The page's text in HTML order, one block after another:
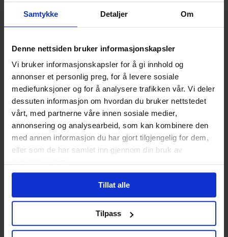
Samtykke Detaljer Om
Denne nettsiden bruker informasjonskapsler
Vi bruker informasjonskapsler for å gi innhold og
annonser et personlig preg, for å levere sosiale
mediefunksjoner og for å analysere trafikken vår. Vi deler
dessuten informasjon om hvordan du bruker nettstedet
vårt, med partnerne våre innen sosiale medier,
annonsering og analysearbeid, som kan kombinere den
med annen informasjon du har gjort tilgjengelig for dem,
eller som de har samlet inn gjennom din bruk av
Tillat alle
Tilpass
Behandlingen for denne eksemtypen er unngåelse av det
ved eksemutbrudd.
Seboreisk eksem
Ved denne eksemtypen er det en kombinasjon av fet hud
og en hudsopp som gir irritasjonen i huden. Eksemtypen
kjennestegnes ved fet og flassende hud som klør.
Eksemtypen ses gjerne der talgproduksjonen er størst:
rundt nesevingene, mellom øyenbrynene, i hodebunnen
Behandlingen for denne eksemtypen er soppdrepende
midler og kortisonkremer.
Soleksem
Soleksem oppstår når solstråling har irritert huden og gitt
betennelse. Affisert hud er ofte rød og kløende.